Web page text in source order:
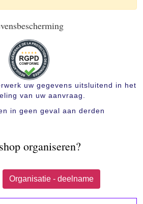
uw gegevens uitsluitend in het
van uw aanvraag.
in geen geval aan derden
organiseren?